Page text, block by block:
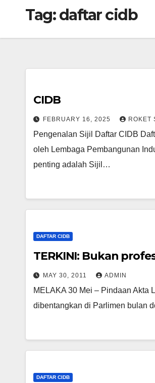
Tag:daftar cidb
CIDB
FEBRUARY 16, 2025 ROKET
Pengenalan Sijil Daftar CIDB
oleh Lembaga Pembangunan
penting adalah Sijil…
DAFTAR CIDB
TERKINI: Bukan
MAY 30, 2011 ADMIN
MELAKA 30 Mei – Pindaan Akta
dibentangkan di Parlimen bulan
DAFTAR CIDB